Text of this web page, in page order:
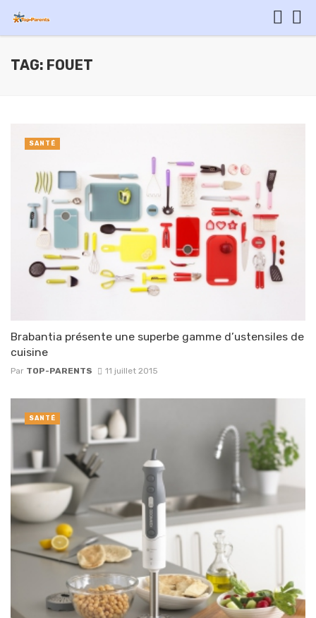
TAG: FOUET
Brabantia présente une superbe gamme d’ustensiles de
cuisine
Par TOP-PARENTS 11 juillet 2015
SANTÉ
SANTÉ